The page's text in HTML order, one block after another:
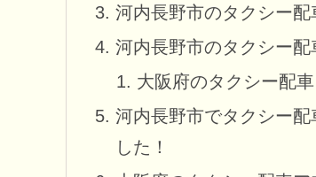
河内長野市のタクシー配
河内長野市のタクシー
大阪府のタクシー配
河内長野市でタクシー
した！